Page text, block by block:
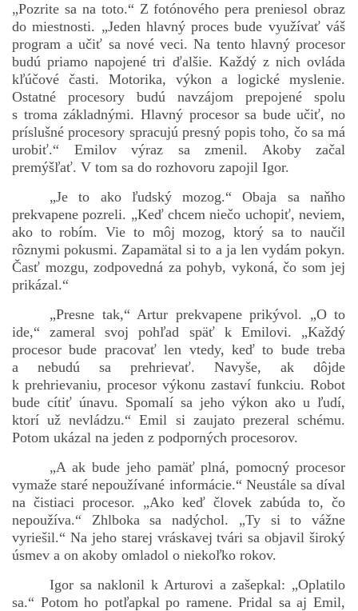
„Pozrite sa na toto.“ Z fotónového pera preniesol obraz
do miestnosti. „Jeden hlavný proces bude využívať váš
program a učiť sa nové veci. Na tento hlavný procesor
budú priamo napojené tri ďalšie. Každý z nich ovláda
kľúčové časti. Motorika, výkon a logické myslenie.
Ostatné procesory budú navzájom prepojené spolu
s troma základnými. Hlavný procesor sa bude učiť, no
príslušné procesory spracujú presný popis toho, čo sa má
urobiť.“ Emilov výraz sa zmenil. Akoby začal
premýšľať. V tom sa do rozhovoru zapojil Igor.
„Je to ako ľudský mozog.“ Obaja sa naňho
prekvapene pozreli. „Keď chcem niečo uchopiť, neviem,
ako to robím. Vie to môj mozog, ktorý sa to naučil
rôznymi pokusmi. Zapamätal si to a ja len vydám pokyn.
Časť mozgu, zodpovedná za pohyb, vykoná, čo som jej
prikázal.“
„Presne tak,“ Artur prekvapene prikývol. „O to
ide,“ zameral svoj pohľad späť k Emilovi. „Každý
procesor bude pracovať len vtedy, keď to bude treba
a nebudú sa prehrievať. Navyše, ak dôjde
k prehrievaniu, procesor výkonu zastaví funkciu. Robot
bude cítiť únavu. Spomalí sa jeho výkon ako u ľudí,
ktorí už nevládzu.“ Emil si zaujato prezeral schému.
Potom ukázal na jeden z podporných procesorov.
„A ak bude jeho pamäť plná, pomocný procesor
vymaže staré nepoužívané informácie.“ Neustále sa díval
na čistiaci procesor. „Ako keď človek zabúda to, čo
nepoužíva.“ Zhlboka sa nadýchol. „Ty si to vážne
vyriešil.“ Na jeho starej vráskavej tvári sa objavil široký
úsmev a on akoby omladol o niekoľko rokov.
Igor sa naklonil k Arturovi a zašepkal: „Oplatilo
sa.“ Potom ho potľapkal po ramene. Pridal sa aj Emil,